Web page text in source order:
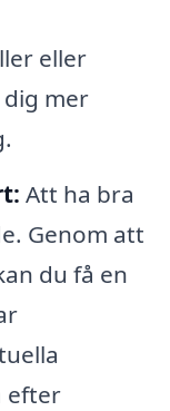
eller
mer
Att ha bra
Genom att
du få en
efter